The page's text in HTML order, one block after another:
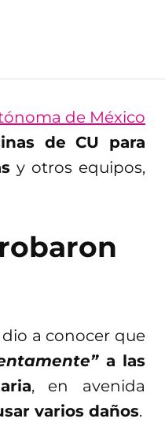
de México
de CU para
y otros equipos,
a conocer que
a las
, en avenida
varios daños.